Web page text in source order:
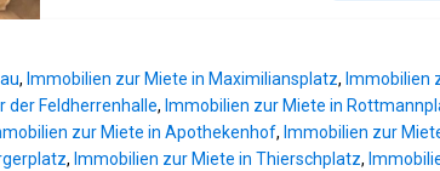
, Immobilien zur Miete in Maximiliansplatz, Immobilien
der Feldherrenhalle, Immobilien zur Miete in
zur Miete in Apothekenhof, Immobilien zur
, Immobilien zur Miete in Thierschplatz,